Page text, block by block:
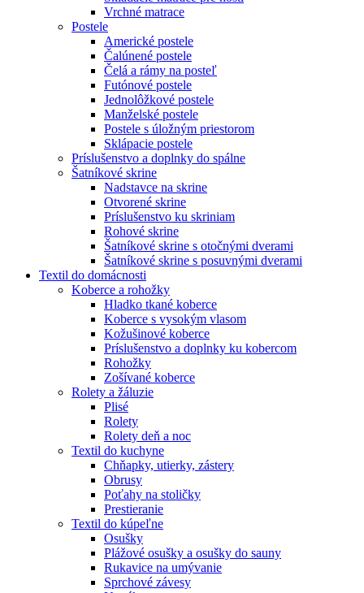
Vrchné matrace
Postele
Americké postele
Čalúnené postele
Čelá a rámy na posteľ
Futónové postele
Jednolôžkové postele
Manželské postele
Postele s úložným priestorom
Sklápacie postele
Príslušenstvo a doplnky do spálne
Šatníkové skrine
Nadstavce na skrine
Otvorené skrine
Príslušenstvo ku skriniam
Rohové skrine
Šatníkové skrine s otočnými dverami
Šatníkové skrine s posuvnými dverami
Textil do domácnosti
Koberce a rohožky
Hladko tkané koberce
Koberce s vysokým vlasom
Kožušinové koberce
Príslušenstvo a doplnky ku kobercom
Rohožky
Zošívané koberce
Rolety a žáluzie
Plisé
Rolety
Rolety deň a noc
Textil do kuchyne
Chňapky, utierky, zástery
Obrusy
Poťahy na stoličky
Prestieranie
Textil do kúpeľne
Osušky
Plážové osušky a osušky do sauny
Rukavice na umývanie
Sprchové závesy